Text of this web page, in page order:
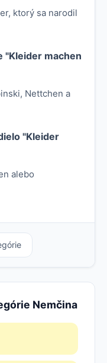
ktorý sa narodil
"Kleider machen
Nettchen a
"Kleider
alebo
Nemčina